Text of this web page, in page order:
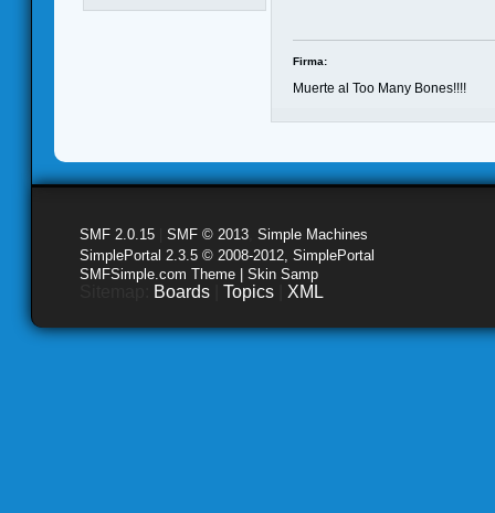
Firma:
Muerte al Too Many Bones!!!!
SMF 2.0.15 SMF © 2013 Simple Machines
SimplePortal 2.3.5 © 2008-2012, SimplePortal
SMFSimple.com Theme | Skin Samp
Boards Topics XML